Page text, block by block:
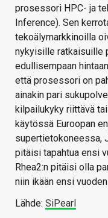
prosessori HPC- ja
Inference). Sen
tekoälymarkkinoilla
nykyisille ratkaisuille
edullisempaan
että prosessori on
ainakin pari
kilpailukyky riittävä
käytössä Euroopan
supertietokoneessa,
pitäisi tapahtua ensi
Rhea2:n pitäisi olla
niin ikään ensi
Lähde: SiPearl